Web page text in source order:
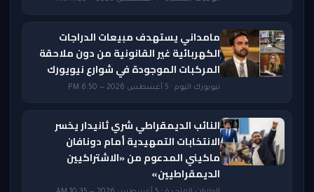
مامداني يستهدف مبيعات الدراجات
الكهربائية غير القانونية من دون ملاحقة
المركبات الموجودة في شوارع نيويورك
نيويورك اليوم · 5 أغسطس 2026 — 6:50 PM
النائب الديمقراطي شري ثانيدار يخسر
الانتخابات التمهيدية أمام دونافان
ماكيني المدعوم من «الاشتراكيين
الديمقراطيين»